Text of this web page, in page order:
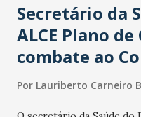
Secretário da
ALCE Plano
combate ao
Por Lauriberto Carneiro